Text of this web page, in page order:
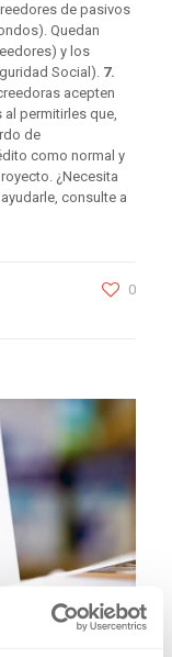
de pasivos
Quedan
y los
Social). 7.
acepten
permitirles que,
de
como normal y
¿Necesita
consulte a
0